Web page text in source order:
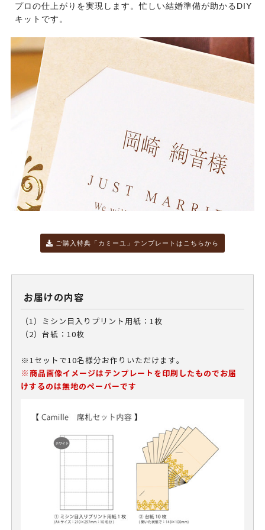
プロの仕上がりを実現します。忙しい結婚準備が助かるDIY
キットです。
ご購入特典「カミーユ」テンプレートはこちらから
お届けの内容
（1）ミシン目入りプリント用紙：1枚
（2）台紙：10枚
※1セットで10名様分お作りいただけます。
※商品画像イメージはテンプレートを印刷したものでお届
けするのは無地のペーパーです